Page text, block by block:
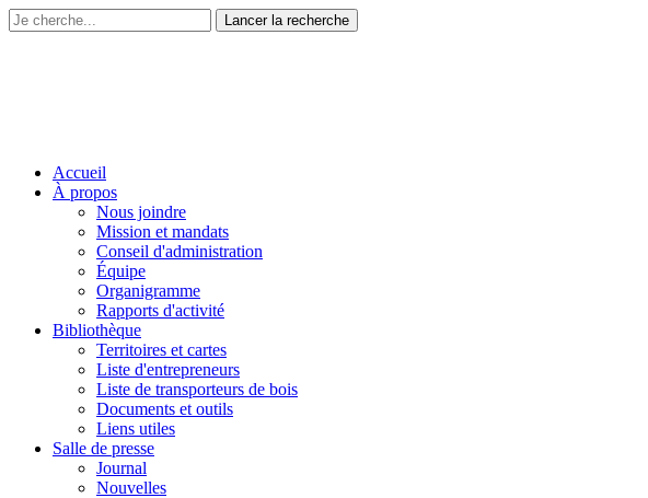
Accueil
À propos
Nous joindre
Mission et mandats
Conseil d'administration
Équipe
Organigramme
Rapports d'activité
Bibliothèque
Territoires et cartes
Liste d'entrepreneurs
Liste de transporteurs de bois
Documents et outils
Liens utiles
Salle de presse
Journal
Nouvelles